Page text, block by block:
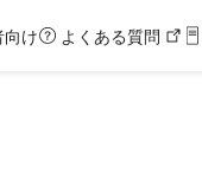
向け よくある質問